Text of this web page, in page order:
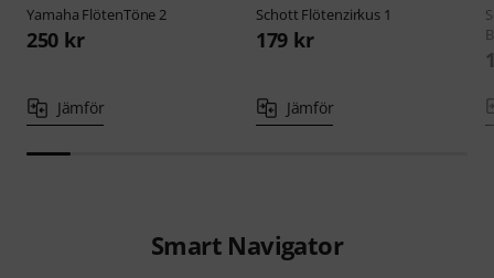
Yamaha FlötenTöne 2
250 kr
Jämför
Schott Flötenzirkus 1
179 kr
Jämför
Smart Navigator